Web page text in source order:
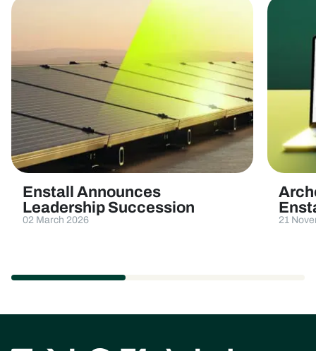
Enstall Announces
Leadership Succession
02 March 2026 21